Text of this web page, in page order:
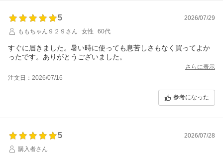
5
2026/07/29
ももちゃん９２９さん
女性 60代
すぐに届きました。暑い時に使っても息苦しさもなく買ってよか
ったです。ありがとうございました。
さらに表示
注文日：2026/07/16
参考になった
5
2026/07/28
購入者さん